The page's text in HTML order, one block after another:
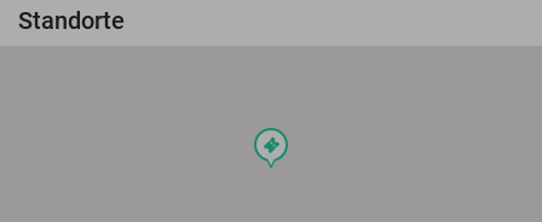
Standorte
events